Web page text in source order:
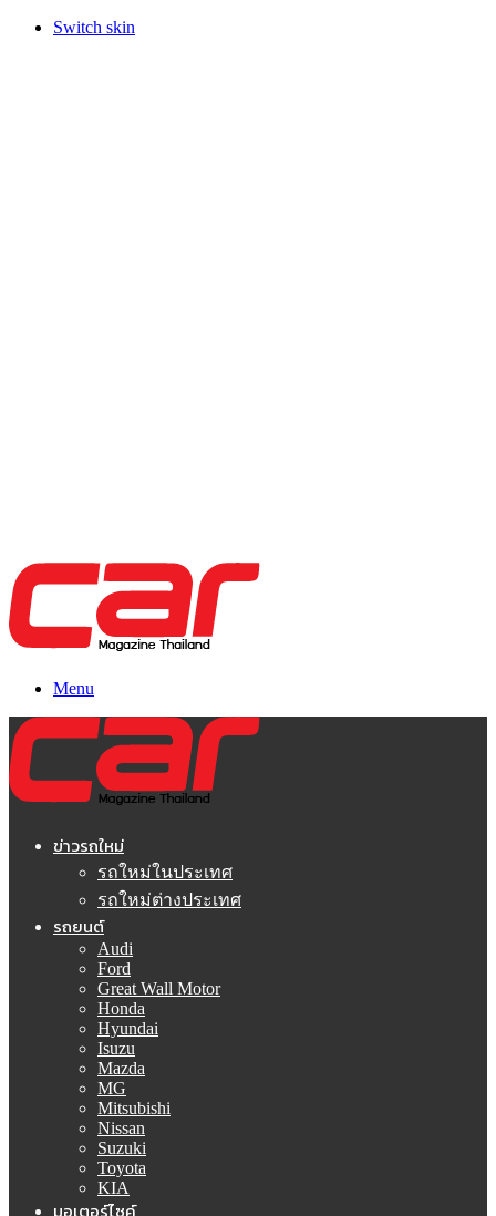
Switch skin
Menu
ข่าวรถใหม่
รถใหม่ในประเทศ
รถใหม่ต่างประเทศ
รถยนต์
Audi
Ford
Great Wall Motor
Honda
Hyundai
Isuzu
Mazda
MG
Mitsubishi
Nissan
Suzuki
Toyota
KIA